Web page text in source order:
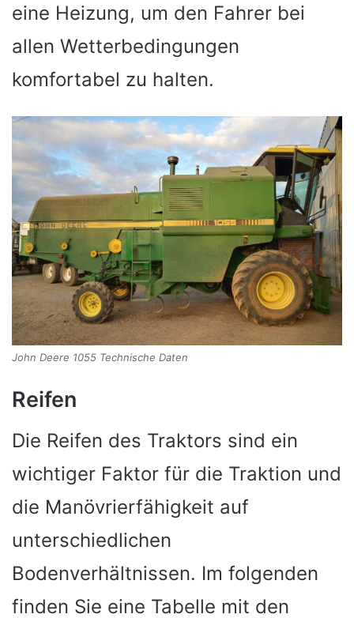
eine Heizung, um den Fahrer bei
allen Wetterbedingungen
komfortabel zu halten.
John Deere 1055 Technische Daten
Reifen
Die Reifen des Traktors sind ein
wichtiger Faktor für die Traktion und
die Manövrierfähigkeit auf
unterschiedlichen
Bodenverhältnissen. Im folgenden
finden Sie eine Tabelle mit den